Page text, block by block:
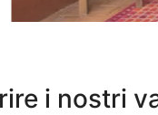
i nostri